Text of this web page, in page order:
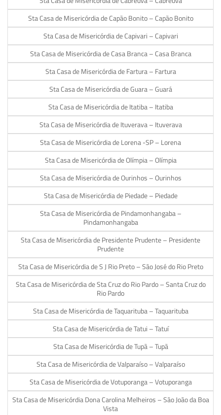
Sta Casa de Misericórdia de Capão Bonito – Capão Bonito
Sta Casa de Misericórdia de Capivari – Capivari
Sta Casa de Misericórdia de Casa Branca – Casa Branca
Sta Casa de Misericórdia de Fartura – Fartura
Sta Casa de Misericórdia de Guara – Guará
Sta Casa de Misericórdia de Itatiba – Itatiba
Sta Casa de Misericórdia de Ituverava – Ituverava
Sta Casa de Misericórdia de Lorena -SP – Lorena
Sta Casa de Misericórdia de Olímpia – Olímpia
Sta Casa de Misericórdia de Ourinhos – Ourinhos
Sta Casa de Misericórdia de Piedade – Piedade
Sta Casa de Misericórdia de Pindamonhangaba –
Pindamonhangaba
Sta Casa de Misericórdia de Presidente Prudente – Presidente
Prudente
Sta Casa de Misericórdia de S J Rio Preto – São José do Rio Preto
Sta Casa de Misericórdia de Sta Cruz do Rio Pardo – Santa Cruz do
Rio Pardo
Sta Casa de Misericórdia de Taquarituba – Taquarituba
Sta Casa de Misericórdia de Tatui – Tatuí
Sta Casa de Misericórdia de Tupã – Tupã
Sta Casa de Misericórdia de Valparaíso – Valparaíso
Sta Casa de Misericórdia de Votuporanga – Votuporanga
Sta Casa de Misericórdia Dona Carolina Melheiros – São João da Boa
Vista